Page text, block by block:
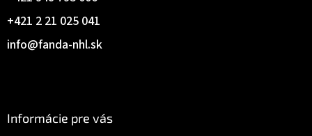
info@fanda-nhl.sk
+421 2 21 025 041
Informácie pre vás